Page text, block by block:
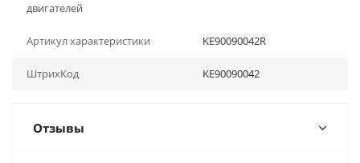
двигателей
Артикул характеристики KE90090042R
ШтрихКод KE90090042
Отзывы